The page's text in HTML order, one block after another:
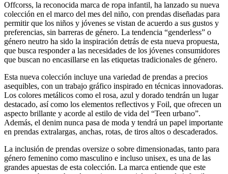
Offcorss, la reconocida marca de ropa infantil, ha lanzado su nueva
colección en el marco del mes del niño, con prendas diseñadas para
permitir que los niños y jóvenes se vistan de acuerdo a sus gustos y
preferencias, sin barreras de género. La tendencia “genderless” o
género neutro ha sido la inspiración detrás de esta nueva propuesta,
que busca responder a las necesidades de los jóvenes consumidores
que buscan no encasillarse en las etiquetas tradicionales de género.
Esta nueva colección incluye una variedad de prendas a precios
asequibles, con un trabajo gráfico inspirado en técnicas innovadoras.
Los colores metálicos como el rosa, azul y dorado tendrán un lugar
destacado, así como los elementos reflectivos y Foil, que ofrecen un
aspecto brillante y acorde al estilo de vida del “Teen urbano”.
Además, el denim nunca pasa de moda y tendrá un papel importante
en prendas extralargas, anchas, rotas, de tiros altos o descaderados.
La inclusión de prendas oversize o sobre dimensionadas, tanto para
género femenino como masculino e incluso unisex, es una de las
grandes apuestas de esta colección. La marca entiende que este